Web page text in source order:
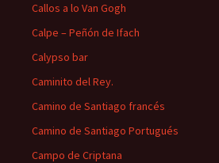
Callos a lo Van Gogh
Calpe – Peñón de Ifach
Calypso bar
Caminito del Rey.
Camino de Santiago francés
Camino de Santiago Portugués
Campo de Criptana